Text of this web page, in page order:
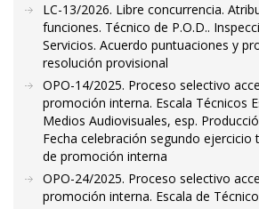
LC-13/2026. Libre concurrencia.
funciones. Técnico de P.O.D..
Servicios. Acuerdo puntuaciones y
resolución provisional
OPO-14/2025. Proceso selectivo
promoción interna. Escala Técnicos
Medios Audiovisuales, esp.
Fecha celebración segundo ejercicio
de promoción interna
OPO-24/2025. Proceso selectivo
promoción interna. Escala de